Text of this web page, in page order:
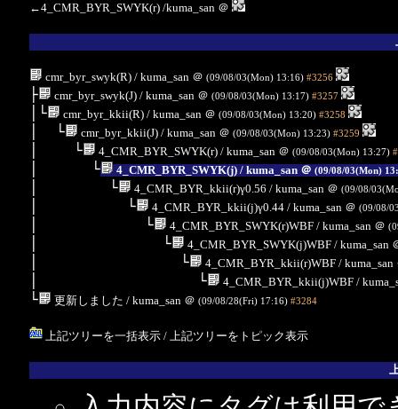
←4_CMR_BYR_SWYK(r)/kuma_san ＠
cmr_byr_swyk(R)/ kuma_san ＠ (09/08/03(Mon) 13:16) #3256
├ cmr_byr_swyk(J)/ kuma_san ＠ (09/08/03(Mon) 13:17) #3257
│└ cmr_byr_kkii(R)/ kuma_san ＠ (09/08/03(Mon) 13:20) #3258
│ └ cmr_byr_kkii(J)/ kuma_san ＠ (09/08/03(Mon) 13:23) #3259
│ └ 4_CMR_BYR_SWYK(r)/ kuma_san ＠ (09/08/03(Mon) 13:27)
│ └ 4_CMR_BYR_SWYK(j)/ kuma_san ＠ (09/08/03(Mon)
│ └ 4_CMR_BYR_kkii(r)γ0.56 / kuma_san ＠ (09/08/
│ └ 4_CMR_BYR_kkii(j)γ0.44/ kuma_san ＠ (09/08/
│ └ 4_CMR_BYR_SWYK(r)WBF/ kuma_san ＠
│ └ 4_CMR_BYR_SWYK(j)WBF/ kuma_san
│ └ 4_CMR_BYR_kkii(r)WBF/ kuma_san
│ └ 4_CMR_BYR_kkii(j)WBF/
└ 更新しました / kuma_san ＠ (09/08/28(Fri) 17:16) #3284
上記ツリーを一括表示/ 上記ツリーをトピック表示